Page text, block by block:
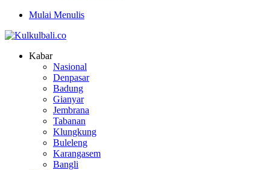
Mulai Menulis
Kabar
Nasional
Denpasar
Badung
Gianyar
Jembrana
Tabanan
Klungkung
Buleleng
Karangasem
Bangli